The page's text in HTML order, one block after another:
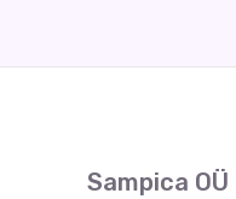
Sampica OÜ